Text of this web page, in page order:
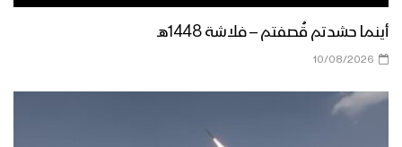
أينما حشدتم قُصفتم – فلاشة 1448هـ
10/08/2026